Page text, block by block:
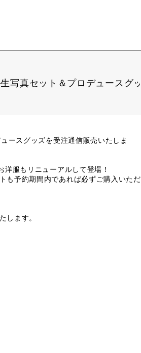
写真セット＆プロデュースグッ
ースグッズを受注通信販売いたしま
服もリニューアルして登場！
も予約期間内であれば必ずご購入いただ
します。